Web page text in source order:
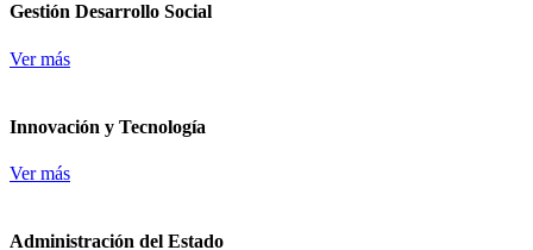
Gestión Desarrollo Social
Ver más
Innovación y Tecnología
Ver más
Administración del Estado